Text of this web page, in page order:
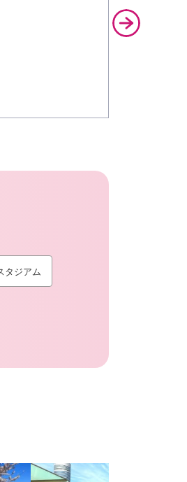
通常料金
タジアム